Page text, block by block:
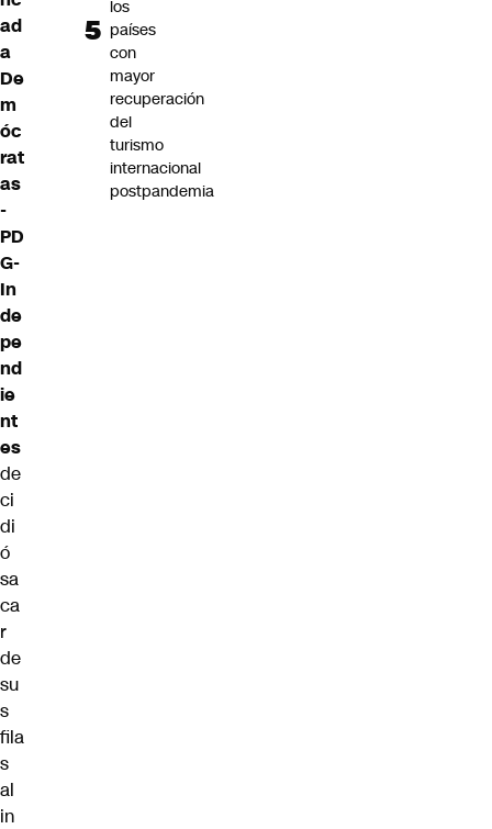
ad
a
De
m
óc
rat
as
-
PD
G-
In
de
pe
nd
ie
nt
es
de
ci
di
ó
sa
ca
r
de
su
s
fila
s
al
in
los
países
con
mayor
recuperación
del
turismo
internacional
postpandemia